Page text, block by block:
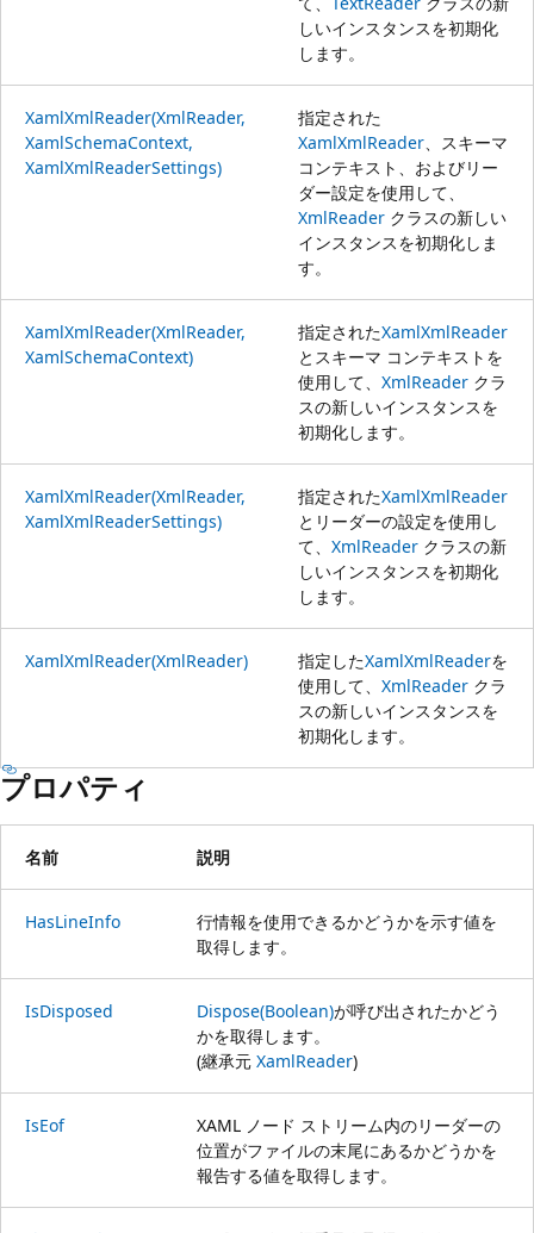
しいインスタンスを初期化
します。
XamlXmlReader(XmlReader,
XamlSchemaContext,
XamlXmlReaderSettings)
指定された
XamlXmlReader 、スキーマ
コンテキスト、およびリー
ダー設定を使用して、
XmlReader クラスの新しい
インスタンスを初期化しま
す。
XamlXmlReader(XmlReader,
XamlSchemaContext)
指定されたXamlXmlReader
とスキーマ コンテキストを
使用して、 XmlReader クラ
スの新しいインスタンスを
初期化します。
XamlXmlReader(XmlReader,
XamlXmlReaderSettings)
指定されたXamlXmlReader
とリーダーの設定を使用し
て、 XmlReader クラスの新
しいインスタンスを初期化
します。
XamlXmlReader(XmlReader) 指定したXamlXmlReaderを
使用して、 XmlReader クラ
スの新しいインスタンスを
初期化します。
プロパティ
名前 説明
HasLineInfo
行情報を使用できるかどうかを示す値を
取得します。
IsDisposed Dispose(Boolean)が呼び出されたかどう
かを取得します。
(継承元 XamlReader)
IsEof
XAML ノード ストリーム内のリーダーの
位置がファイルの末尾にあるかどうかを
報告する値を取得します。